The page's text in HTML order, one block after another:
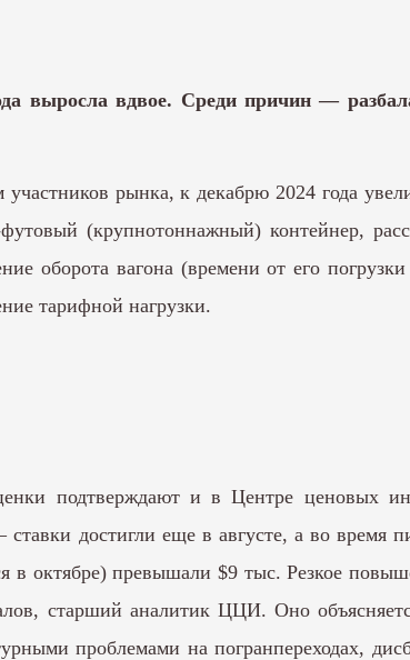
выросла вдвое. Среди причин —
рынка, к декабрю 2024 года
(крупнотоннажный) контейнер,
оборота вагона (времени от его
тарифной нагрузки.
подтверждают и в Центре ценовых
достигли еще в августе, а во время
в октябре) превышали $9 тыс. Резкое
старший аналитик ЦЦИ. Оно
проблемами на погранпереходах,